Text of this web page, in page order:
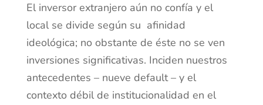
El inversor extranjero aún no confía y el
local se divide según su afinidad
ideológica; no obstante de éste no se ven
inversiones significativas. Inciden nuestros
antecedentes – nueve default – y el
contexto débil de institucionalidad en el